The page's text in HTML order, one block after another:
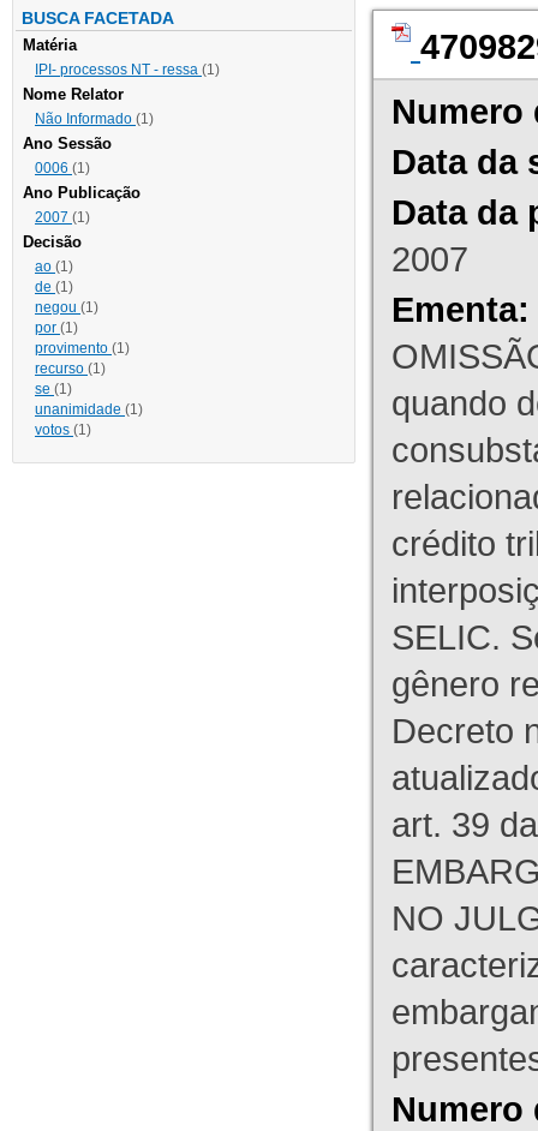
BUSCA FACETADA
Matéria
IPI- processos NT - ressa (1)
Nome Relator
Não Informado (1)
Ano Sessão
0006 (1)
Ano Publicação
2007 (1)
Decisão
ao (1)
de (1)
negou (1)
por (1)
provimento (1)
recurso (1)
se (1)
unanimidade (1)
votos (1)
Numero
Data da
Data da
2007
Ementa:
quando
crédito
SELIC.
gênero
Decreto
art. 39
NO
Numero